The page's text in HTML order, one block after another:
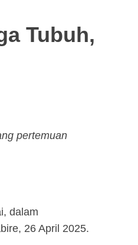
Tubuh,
pertemuan
dalam
26 April 2025.